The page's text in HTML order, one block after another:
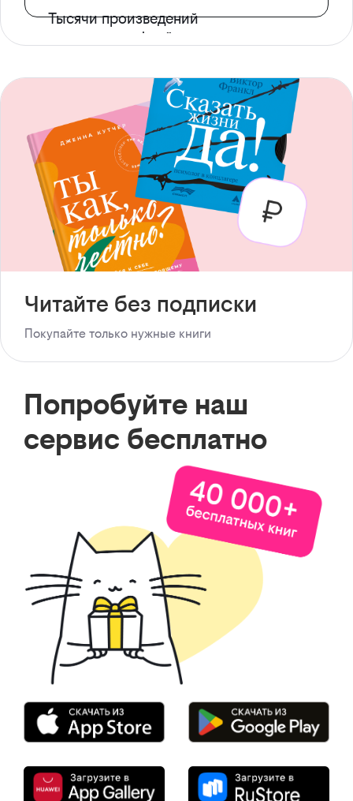
Тысячи произведений
с доступом офлайн
Читайте без подписки
Покупайте только нужные книги
Попробуйте наш
сервис бесплатно